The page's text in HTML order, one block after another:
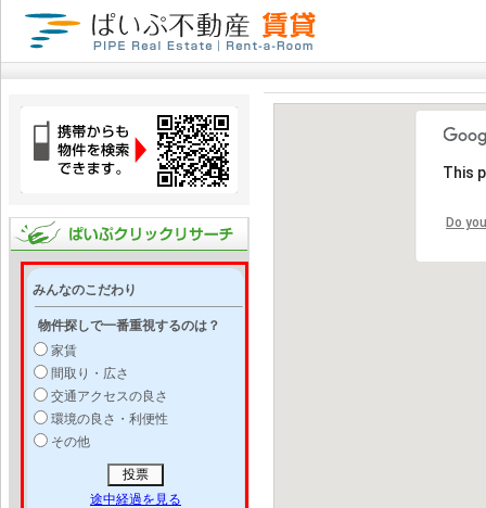
みんなのこだわり
物件探しで一番重視するのは？
家賃
間取り・広さ
交通アクセスの良さ
環境の良さ・利便性
その他
途中経過を見る
This
Do